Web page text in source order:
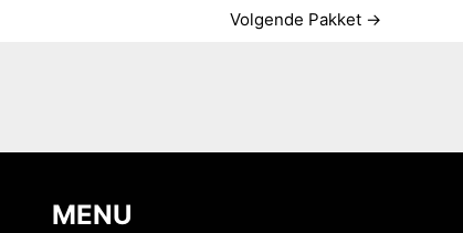
Volgende Pakket →
MENU